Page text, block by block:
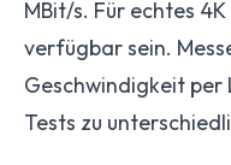
MBit/s. Für echtes
verfügbar sein.
Geschwindigkeit per
Tests zu